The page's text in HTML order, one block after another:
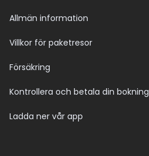
Allmän information
Villkor för paketresor
Försäkring
Kontrollera och betala din bokning
Ladda ner vår app